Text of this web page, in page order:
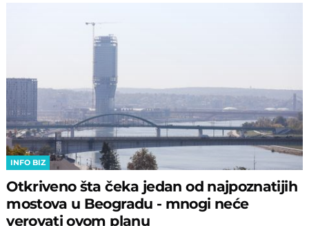
INFO BIZ
Otkriveno šta čeka jedan od najpoznatijih
mostova u Beogradu - mnogi neće
verovati ovom planu